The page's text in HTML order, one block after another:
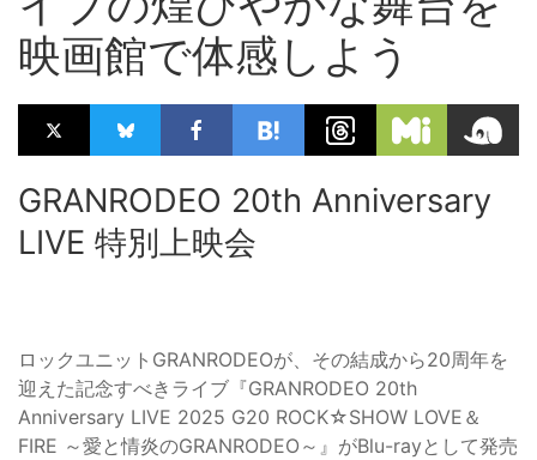
映画館で体感しよう
GRANRODEO 20th Anniversary
LIVE 特別上映会
ロックユニットGRANRODEOが、その結成から20周年を
迎えた記念すべきライブ『GRANRODEO 20th
Anniversary LIVE 2025 G20 ROCK☆SHOW LOVE＆
FIRE ～愛と情炎のGRANRODEO～』がBlu-rayとして発売